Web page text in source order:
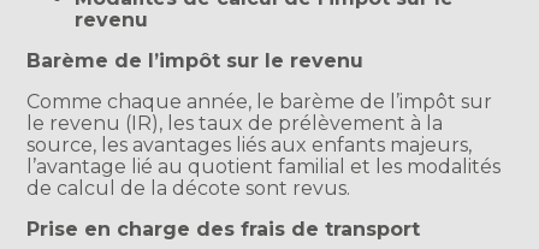
revenu
Barème de l’impôt sur le revenu
Comme chaque année, le barème de l’impôt sur
le revenu (IR), les taux de prélèvement à la
source, les avantages liés aux enfants majeurs,
l’avantage lié au quotient familial et les modalités
de calcul de la décote sont revus.
Prise en charge des frais de transport